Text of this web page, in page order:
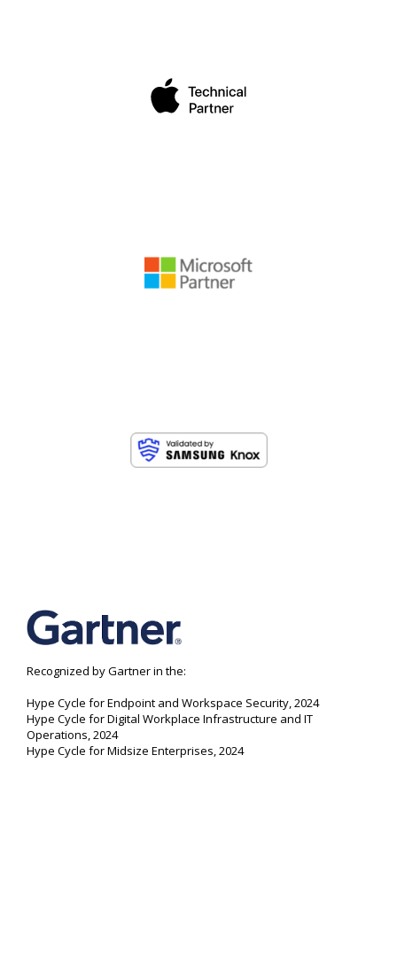
Recognized by Gartner in the:
Hype Cycle for Endpoint and Workspace Security, 2024
Hype Cycle for Digital Workplace Infrastructure and IT
Operations, 2024
Hype Cycle for Midsize Enterprises, 2024